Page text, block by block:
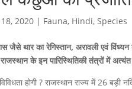
2020 | Fauna, Hindi, Species
जैसे थार का रेगिस्तान, अरावली एवं
के इन पारिस्थितिकी तंत्रों में
होगी ? राजस्थान राज्य में 26